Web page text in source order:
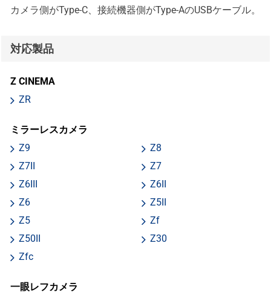
カメラ側がType-C、接続機器側がType-AのUSBケーブル。
対応製品
Z CINEMA
ZR
ミラーレスカメラ
Z9
Z8
Z7II
Z7
Z6III
Z6II
Z6
Z5II
Z5
Zf
Z50II
Z30
Zfc
一眼レフカメラ